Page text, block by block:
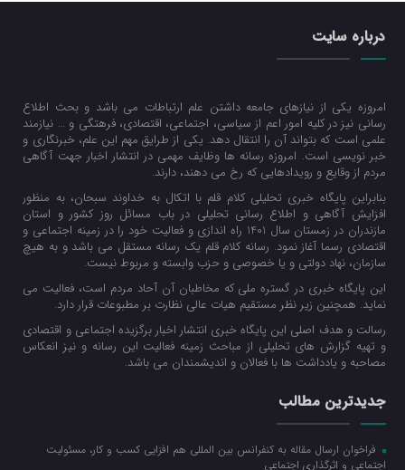
درباره سایت
امروزه یکی از نیازهای جامعه داشتن علم ارتباطات می باشد و بحث اطلاع
رسانی نیز در کلیه امور اعم از سیاسی، اجتماعی، اقتصادی، فرهتگی و … نیازمند
علمی است که بتواند آن را انتقال دهد. یکی از طرایق مهم این علم، خبرنگاری و
خبر نویسی است. امروزه رسانه ها وظایف مهمی در انتشار اخبار جهت آگاهی
مردم از وقایع و رویدادهایی که رخ می دهند، دارند.
بنابراین پایگاه خبری تحلیلی کلام قلم با اتکال به خداوند سبحان، به منظور
افزایش آگاهی و اطلاع رسانی تحلیلی در باب مسائل روز کشور و استان
مازندران در زمستان سال 1401 راه اندازی و فعالیت خود را در زمینه اجتماعی و
اقتصادی رسما آغاز نمود. رسانه کلام قلم یک رسانه مستقل می باشد و به هیچ
سازمان، نهاد دولتی و یا خصوصی و حزب وابسته و مربوط نیست.
این پایگاه خبری در گستره ملی که مخاطبان آن آحاد مردم است، فعالیت می
نماید. همچنین زیر نظر مستقیم هیات عالی نظارت بر مطبوعات قرار دارد.
رسالت و هدف اصلی این پایگاه خبری انتشار اخبار برگزیده اجتماعی و اقتصادی
و تهیه گزارش های تحلیلی از مباحث زمینه فعالیت این رسانه و نیز انعکاس
مصاحبه و یادداشت ها با فعالان و اندیشمندان می باشد.
جدیدترین مطالب
فراخوان ارسال مقاله به کنفرانس بین المللی هم افزایی کسب و کار، مسئولیت
اجتماعی و اثرگذاری اجتماعی